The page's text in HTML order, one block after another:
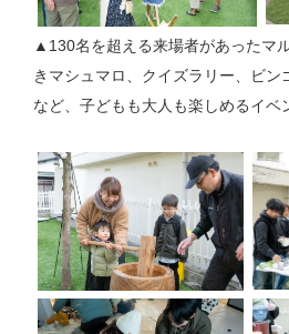
▲130名を超える来場者があったマ
きマシュマロ、クイズラリー、ビン
など、子どもも大人も楽しめるイベ